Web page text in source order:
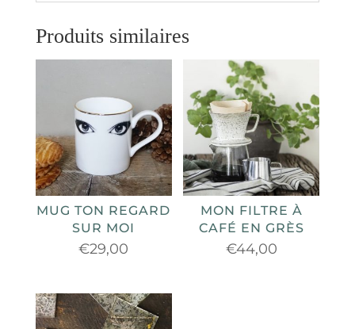
Produits similaires
MUG TON REGARD
SUR MOI
€29,00
MON FILTRE À
CAFÉ EN GRÈS
€44,00